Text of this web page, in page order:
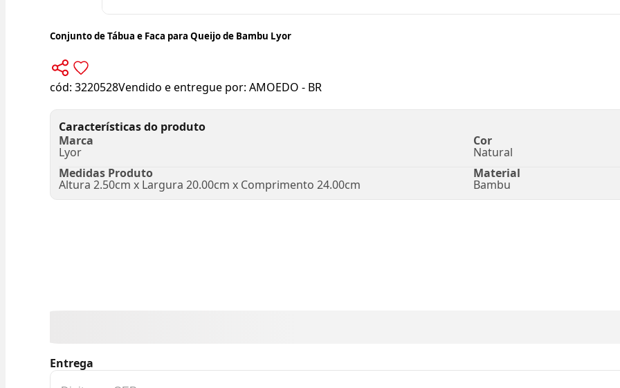
Conjunto de Tábua e Faca para Queijo de Bambu Lyor
cód: 3220528Vendido e entregue por: AMOEDO - BR
Características do produto
Marca
Lyor
Cor
Natural
Medidas Produto
Altura 2.50cm x Largura 20.00cm x Comprimento 24.00cm
Material
Bambu
Entrega